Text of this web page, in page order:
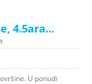
4.5ara...
U ponudi